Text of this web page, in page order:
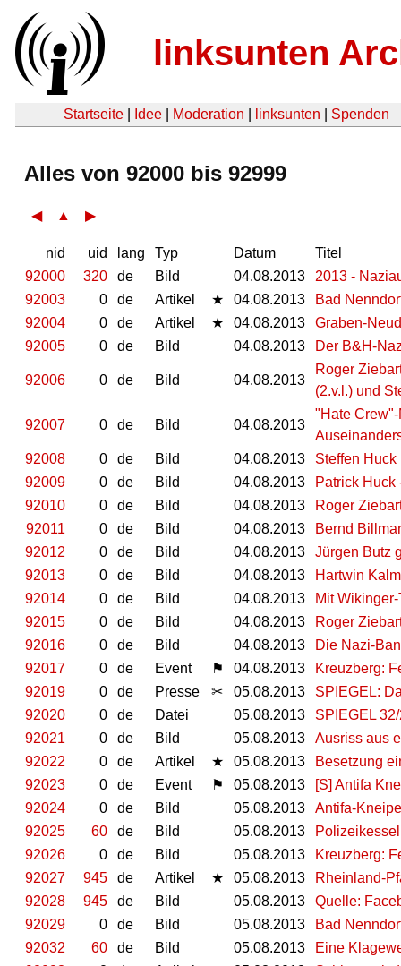
linksunten
Startseite Idee Moderation linksunten Spenden
Alles von 92000 bis 92999
◀ ▲ ▶
nid uid lang Typ Datum
Titel
92000
320 de Bild 04.08.2013
2013 -
92003
0 de Artikel ★ 04.08.2013
Bad
92004
0 de Artikel ★ 04.08.2013
Graben-
92005
0 de Bild 04.08.2013 Der B&H-
92006 0 de Bild 04.08.2013
Roger
(2.v.l.) und
92007 0 de Bild 04.08.2013
"Hate
92008
0 de Bild 04.08.2013
Steffen
92009
0 de Bild 04.08.2013
Patrick
92010
0 de Bild 04.08.2013
Roger
92011
0 de Bild 04.08.2013
Bernd
92012
0 de Bild 04.08.2013
Jürgen Butz
92013
0 de Bild 04.08.2013
Hartwin
92014
0 de Bild 04.08.2013
Mit
92015
0 de Bild 04.08.2013
Roger
92016
0 de Bild 04.08.2013
Die Nazi-
92017
0 de Event ⚑ 04.08.2013
Kreuzberg:
92019
0 de Presse ✂ 05.08.2013
SPIEGEL:
92020
0 de Datei 05.08.2013
SPIEGEL
92021
0 de Bild 05.08.2013
Ausriss aus
92022
0 de Artikel ★ 05.08.2013
Besetzung
92023
0 de Event ⚑ 05.08.2013
[S] Antifa
92024
0 de Bild 05.08.2013
Antifa-Kneipe
92025
60 de Bild 05.08.2013
92026
0 de Bild 05.08.2013
Kreuzberg:
92027
945 de Artikel ★ 05.08.2013
Rheinland-
92028
945 de Bild 05.08.2013
Quelle:
92029
0 de Bild 05.08.2013
Bad
92032
60 de Bild 05.08.2013
Eine